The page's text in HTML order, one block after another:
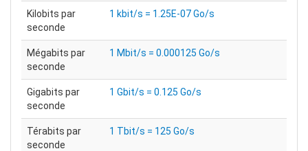
Kilobits par
seconde
1 kbit/s = 1.25E-07 Go/s
Mégabits par
seconde
1 Mbit/s = 0.000125 Go/s
Gigabits par
seconde
1 Gbit/s = 0.125 Go/s
Térabits par
seconde
1 Tbit/s = 125 Go/s